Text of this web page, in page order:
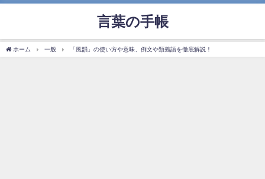
言葉の手帳
ホーム 一般 「風韻」の使い方や意味、例文や類義語を徹底解説！